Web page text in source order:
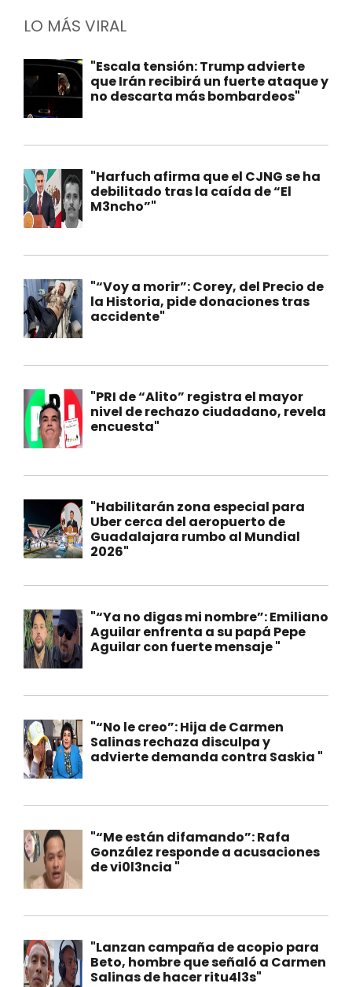
LO MÁS VIRAL
"Escala tensión: Trump advierte
que Irán recibirá un fuerte ataque y
no descarta más bombardeos"
"Harfuch afirma que el CJNG se ha
debilitado tras la caída de “El
M3ncho”"
"“Voy a morir”: Corey, del Precio de
la Historia, pide donaciones tras
accidente"
"PRI de “Alito” registra el mayor
nivel de rechazo ciudadano, revela
encuesta"
"Habilitarán zona especial para
Uber cerca del aeropuerto de
Guadalajara rumbo al Mundial
2026"
"“Ya no digas mi nombre”: Emiliano
Aguilar enfrenta a su papá Pepe
Aguilar con fuerte mensaje "
"“No le creo”: Hija de Carmen
Salinas rechaza disculpa y
advierte demanda contra Saskia "
"“Me están difamando”: Rafa
González responde a acusaciones
de vi0l3ncia "
"Lanzan campaña de acopio para
Beto, hombre que señaló a Carmen
Salinas de hacer ritu4l3s"